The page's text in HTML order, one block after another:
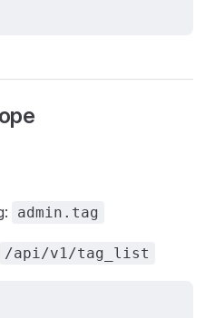
admin.tag
/api/v1/tag_list